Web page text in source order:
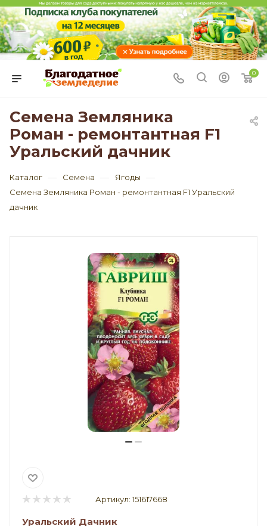
0
Семена Земляника
Роман - ремонтантная F1
Уральский дачник
Каталог — Семена — Ягоды —
Семена Земляника Роман - ремонтантная F1 Уральский
дачник
Артикул: 151617668
Уральский Дачник